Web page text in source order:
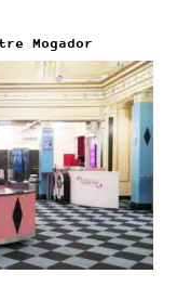
Mogador